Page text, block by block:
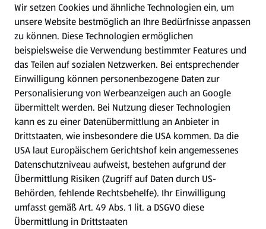
Kochen für Kinder
Rezepte entdecken
Wir setzen Cookies und ähnliche Technologien ein, um
unsere Website bestmöglich an Ihre Bedürfnisse anpassen
zu können. Diese Technologien ermöglichen
beispielsweise die Verwendung bestimmter Features und
das Teilen auf sozialen Netzwerken. Bei entsprechender
Einwilligung können personenbezogene Daten zur
Personalisierung von Werbeanzeigen auch an Google
übermittelt werden. Bei Nutzung dieser Technologien
kann es zu einer Datenübermittlung an Anbieter in
Drittstaaten, wie insbesondere die USA kommen. Da die
USA laut Europäischem Gerichtshof kein angemessenes
Datenschutzniveau aufweist, bestehen aufgrund der
Übermittlung Risiken (Zugriff auf Daten durch US-
Behörden, fehlende Rechtsbehelfe). Ihr Einwilligung
umfasst gemäß Art. 49 Abs. 1 lit. a DSGVO diese
Übermittlung in Drittstaaten